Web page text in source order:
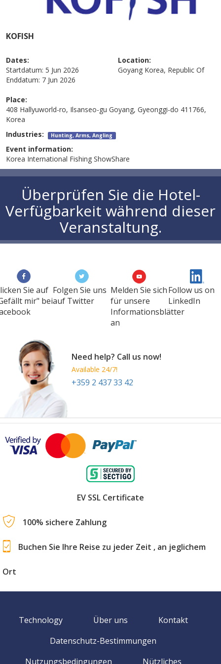
KOFISH
Dates:
Startdatum: 5 Jun 2026
Enddatum: 7 Jun 2026
Location:
Goyang Korea, Republic Of
Place:
408 Hallyuworld-ro, Ilsanseo-gu Goyang, Gyeonggi-do 411766,
Korea
Industries: Hunting, Arms, Angling
Event information:
Korea International Fishing ShowShare
Überprüfen Sie die Hotel-
Verfügbarkeit während dieser
Veranstaltung.
Sie auf
mir" bei
Folgen Sie uns
auf Twitter
Melden Sie sich
für unsere
Informationsblätter
an
Follow us on
LinkedIn
Need help? Call us now!
Available 24/7!
+359 2 437 33 42
EV SSL Certificate
100% sichere Zahlung
Buchen Sie Ihre Reise zu jeder Zeit , an jeglichem
Ort
Technology Über uns
Kontakt
Datenschutz-Bestimmungen
Nutzungsbedingungen
Nützliches